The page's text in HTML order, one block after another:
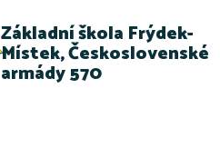
Základní škola Frýdek-
Místek, Československé
armády 570